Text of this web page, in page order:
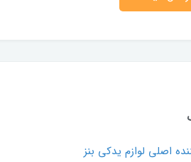
اصلی لوازم یدکی بنز